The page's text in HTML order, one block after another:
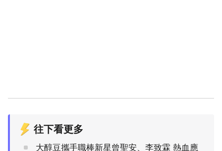
往下看更多
大醇豆攜手職棒新星曾聖安、李致霖 熱血應